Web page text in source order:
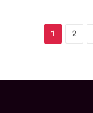
1 2